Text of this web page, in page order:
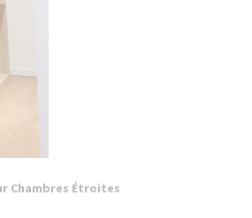
Chambres Étroites